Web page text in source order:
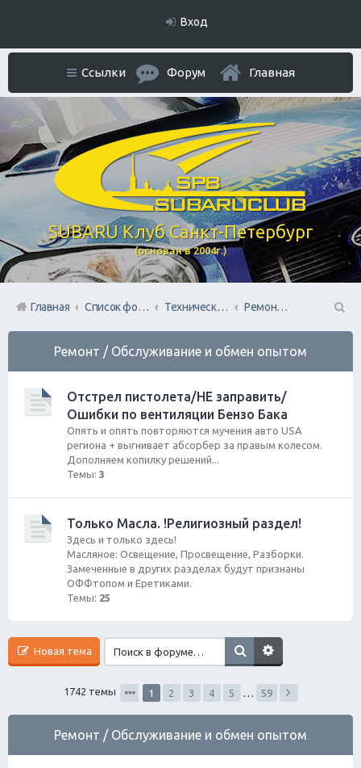
Вход
SUBARU Клуб Санкт-Петербург
(основан в 2004г.)
Ссылки Форум Главная
Главная Список форумов Технический раздел
Ремонт / Обслуживание и обмен опытом
П
Ремонт / Обслуживание и обмен опытом
Отстрел пистолета/НЕ заправить/
Ошибки по вентиляции Бензо Бака
Опять и опять повторяются мучения авто USA
региона + выгнивает абсорбер за правым колесом.
Дополняем копилку решений...
Темы: 3
Только Масла. !Религиозный раздел!
Здесь и только здесь!
Масляное: Освещение, Просвещение, Разборки.
Замеченные в других разделах будут признаны
ОФФтопом и Еретиками.
Темы: 25
Новая тема
1742 темы 1 2 3 4 5 59
Ремонт / Обслуживание и обмен опытом